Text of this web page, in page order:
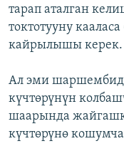
тарап аталган
токтотууну
кайрылышы керек.
Ал эми
күчтөрүнүн
шаарында
күчтөрүнө кошумча